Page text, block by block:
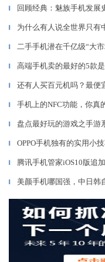
▎ 回顾经典：魅族手机发展
▎ 为什么有人说全世界只有
▎ 二手手机潜在千亿级“大
▎ 高端手机卖的最好的5款
▎ 还有人买百元机吗？最便
▎ 手机上的NFC功能，你真
▎ 盘点最好玩的游戏之手游
▎ OPPO手机独有的实用小
▎ 腾讯手机管家iOS10版追
▎ 美颜手机哪国强，中日韩